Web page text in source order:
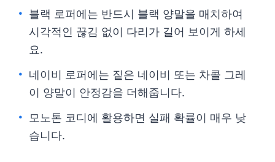
블랙 로퍼에는 반드시 블랙 양말을 매치하여
시각적인 끊김 없이 다리가 길어 보이게 하세
요.
네이비 로퍼에는 짙은 네이비 또는 차콜 그레
이 양말이 안정감을 더해줍니다.
모노톤 코디에 활용하면 실패 확률이 매우 낮
습니다.